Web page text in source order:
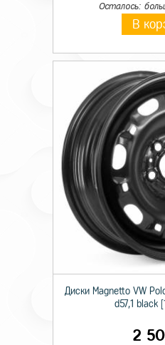
Осталось:
В
Диски Magnetto VW
d57,1 black
2